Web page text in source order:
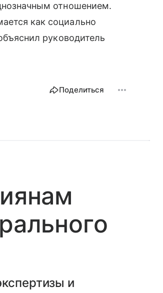
отношением.
как социально
руководитель
Поделиться
и